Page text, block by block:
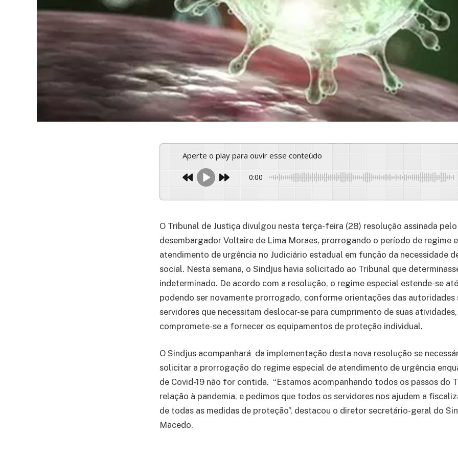
Aperte o play para ouvir esse conteúdo
0:00
O Tribunal de Justiça divulgou nesta terça-feira (28) resolução assinada
desembargador Voltaire de Lima Moraes, prorrogando o período de regime
atendimento de urgência no Judiciário estadual em função da necessidade
social. Nesta semana, o Sindjus havia solicitado ao Tribunal que
indeterminado. De acordo com a resolução, o regime especial estende-se
podendo ser novamente prorrogado, conforme orientações das autoridades
servidores que necessitam deslocar-se para cumprimento de suas
compromete-se a fornecer os equipamentos de proteção individual.
O Sindjus acompanhará da implementação desta nova resolução se
solicitar a prorrogação do regime especial de atendimento de urgência
de Covid-19 não for contida. “Estamos acompanhando todos os passos do
relação à pandemia, e pedimos que todos os servidores nos ajudem a
de todas as medidas de proteção”, destacou o diretor secretário-geral do
Macedo.